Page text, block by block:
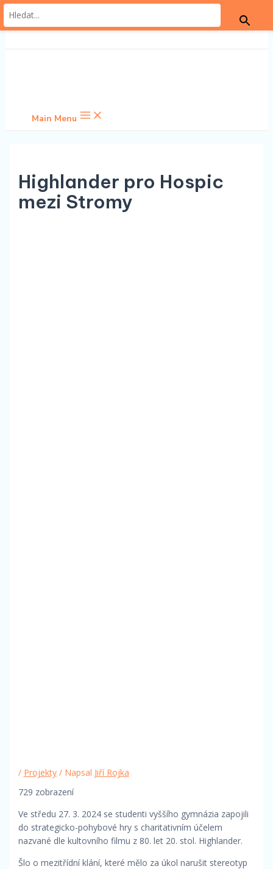
Přeskočit na obsah
Main Menu
Highlander pro Hospic
mezi Stromy
/ Projekty/ Napsal Jiří Rojka
729 zobrazení
Ve středu 27. 3. 2024 se studenti vyššího gymnázia zapojili
do strategicko-pohybové hry s charitativním účelem
nazvané dle kultovního filmu z 80. let 20. stol. Highlander.
Šlo o mezitřídní klání, které mělo za úkol narušit stereotyp